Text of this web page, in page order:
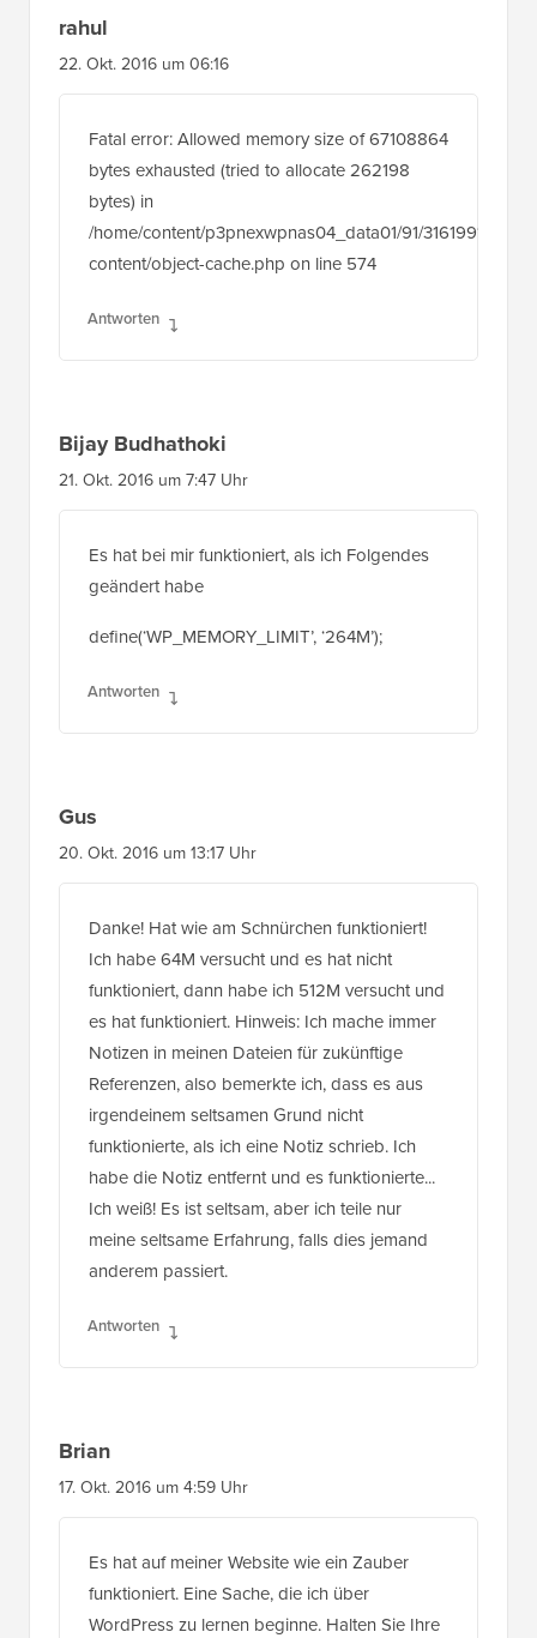
rahul
22. Okt. 2016 um 06:16
Fatal error: Allowed memory size of 67108864
bytes exhausted (tried to allocate 262198
bytes) in
/home/content/p3pnexwpnas04_data01/91/3161991/html/
content/object-cache.php on line 574
Antworten
Bijay Budhathoki
21. Okt. 2016 um 7:47 Uhr
Es hat bei mir funktioniert, als ich Folgendes
geändert habe
define(‘WP_MEMORY_LIMIT’, ‘264M’);
Antworten
Gus
20. Okt. 2016 um 13:17 Uhr
Danke! Hat wie am Schnürchen funktioniert!
Ich habe 64M versucht und es hat nicht
funktioniert, dann habe ich 512M versucht und
es hat funktioniert. Hinweis: Ich mache immer
Notizen in meinen Dateien für zukünftige
Referenzen, also bemerkte ich, dass es aus
irgendeinem seltsamen Grund nicht
funktionierte, als ich eine Notiz schrieb. Ich
habe die Notiz entfernt und es funktionierte...
Ich weiß! Es ist seltsam, aber ich teile nur
meine seltsame Erfahrung, falls dies jemand
anderem passiert.
Antworten
Brian
17. Okt. 2016 um 4:59 Uhr
Es hat auf meiner Website wie ein Zauber
funktioniert. Eine Sache, die ich über
WordPress zu lernen beginne. Halten Sie Ihre